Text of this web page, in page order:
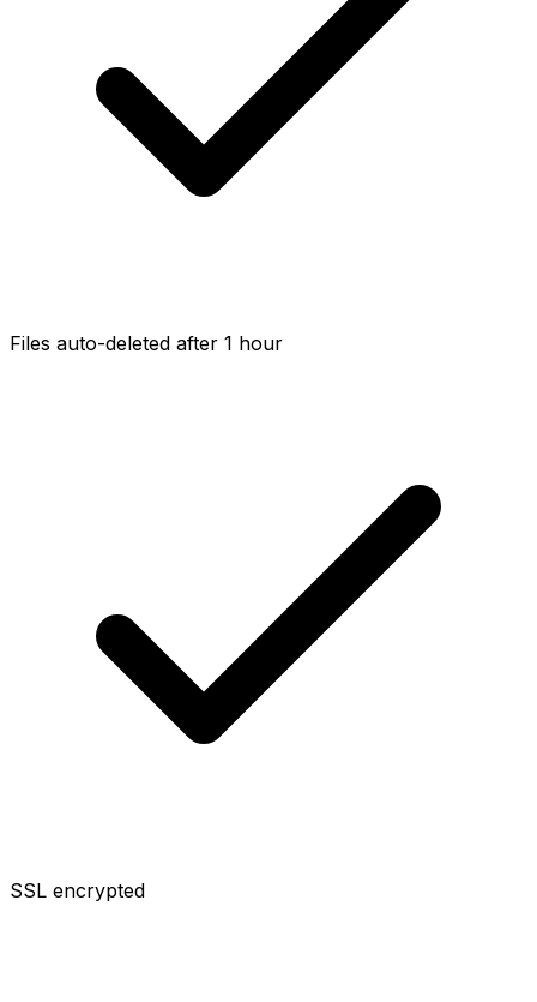
Files auto-deleted after 1 hour
SSL encrypted